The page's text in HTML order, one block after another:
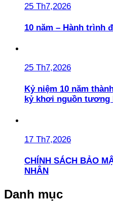
25 Th7,2026
10 năm – Hành trình
25 Th7,2026
Kỷ niệm 10 năm
kỷ khơi nguồn tương
17 Th7,2026
CHÍNH SÁCH BẢO
NHÂN
Danh mục